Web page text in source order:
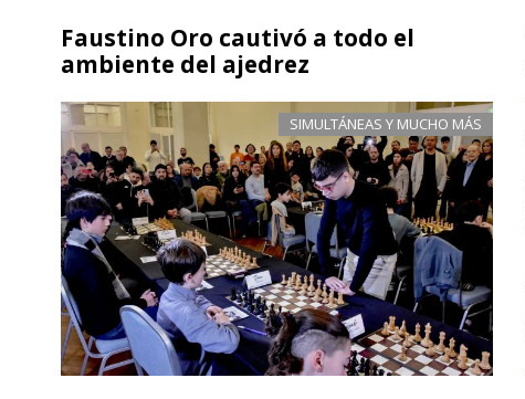
Faustino Oro cautivó a todo el
ambiente del ajedrez
SIMULTÁNEAS Y MUCHO MÁS